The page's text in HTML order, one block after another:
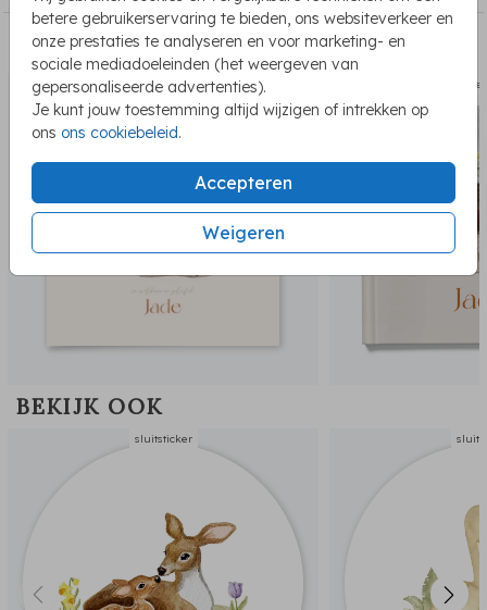
betere gebruikerservaring te bieden, ons websiteverkeer en
onze prestaties te analyseren en voor marketing- en
sociale mediadoeleinden (het weergeven van
gepersonaliseerde advertenties).
Je kunt jouw toestemming altijd wijzigen of intrekken op
ons ons cookiebeleid.
Accepteren
Weigeren
PASSEND BIJ DE KAART
geboortekaartje
BEKIJK OOK
sluitsticker